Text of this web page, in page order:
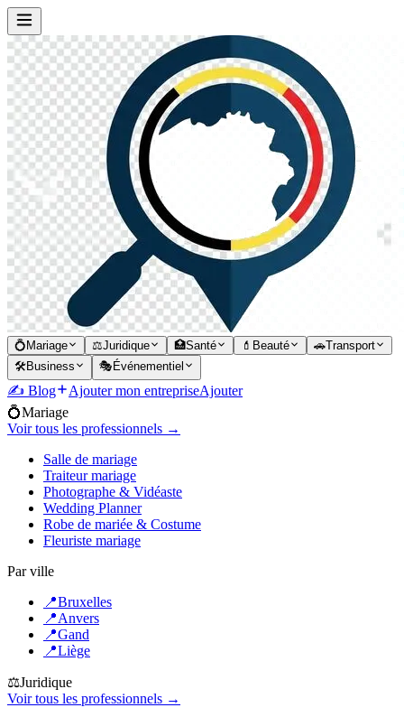
💍 Mariage ⚖️Juridique 🏥Santé 💄 Beauté 🚗Transport
🛠️Business 🎭 Événementiel
✍️ Blog Ajouter mon entrepriseAjouter
💍Mariage
Voir tous les professionnels →
Salle de mariage
Traiteur mariage
Photographe & Vidéaste
Wedding Planner
Robe de mariée & Costume
Fleuriste mariage
Par ville
📍Bruxelles
📍Anvers
📍Gand
📍Liège
⚖️Juridique
Voir tous les professionnels →